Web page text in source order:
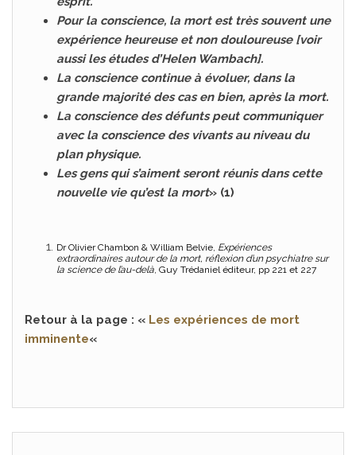
Pour la conscience, la mort est très souvent une
expérience heureuse et non douloureuse [voir
aussi les études d’Helen Wambach].
La conscience continue à évoluer, dans la
grande majorité des cas en bien, après la mort.
La conscience des défunts peut communiquer
avec la conscience des vivants au niveau du
plan physique.
Les gens qui s’aiment seront réunis dans cette
nouvelle vie qu’est la mort» (1)
Dr Olivier Chambon & William Belvie, Expériences
extraordinaires autour de la mort, réflexion d’un psychiatre sur
la science de l’au-delà, Guy Trédaniel éditeur, pp 221 et 227
Retour à la page : « Les expériences de mort
imminente«